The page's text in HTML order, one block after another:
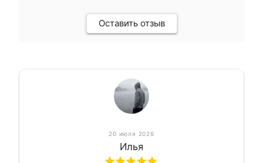
Оставить отзыв
20 июля 2026
Илья